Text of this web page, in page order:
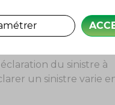
du sinistre à
un sinistre varie